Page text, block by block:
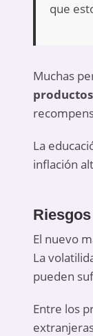
que
Muchas
La
inflación
El nuevo
La
pueden
Entre los